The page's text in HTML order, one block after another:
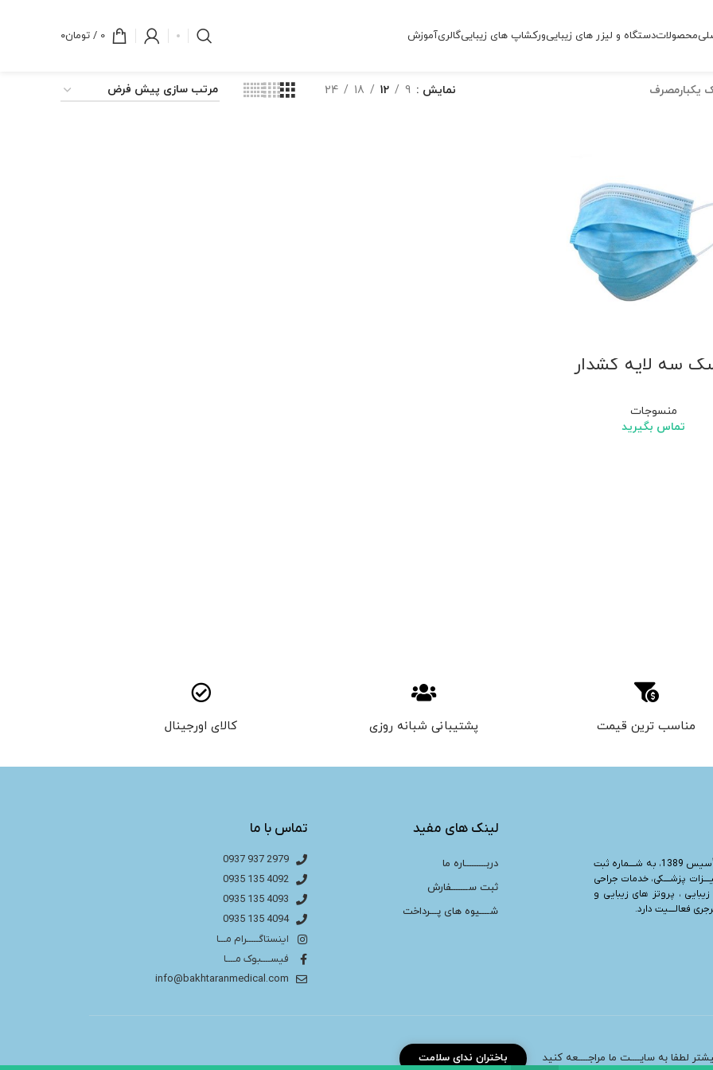
محصولاتدستگاه و لیزر های زیباییورکشاپ های زیباییگالریآموزش 0
/ تومان۰
یکبارمصرف نمایش 9
12
18
24
سه لایه کشدار
منسوجات
تماس بگیرید
مناسب ترین قیمت پشتیبانی شبانه روزی کالای اورجینال
“، تأسیس 1389، به شــــماره ثبت
پزشــــکی، خدمات جراحی
زیبایی ، پروتز های زیبایی و
فعالــــیت دارد.
لینک های مفید
دربـــــــــاره ما
ثبت ســـــــفارش
شــــیوه های پـــرداخت
تماس با ما
2979 937 0937
4092 135 0935
4093 135 0935
4094 135 0935
اینستاگـــــرام مـــا
فیســــبوک مــــا
info@bakhtaranmedical.com
بیشتر لطفا به سایــــت ما مراجــــعه کنید باختران ندای سلامت